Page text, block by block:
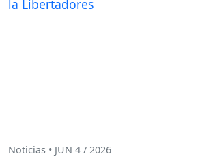
Noticias • JUN 4 / 2026